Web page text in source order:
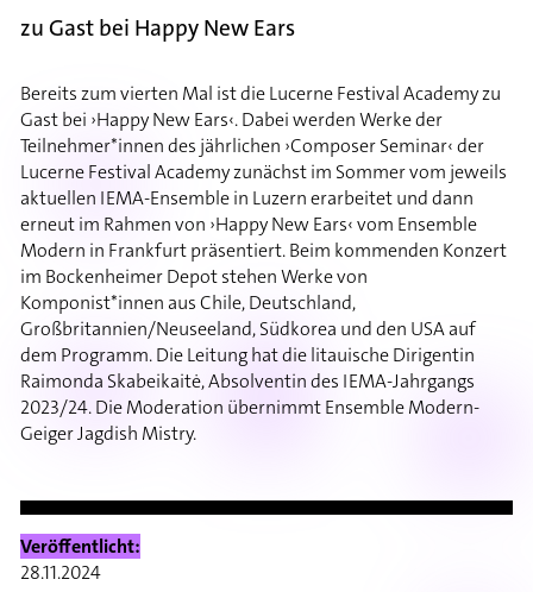
zu Gast bei Happy New Ears
Veröffentlicht:
28.11.2024
Bereits zum vierten Mal ist die Lucerne Festival Academy zu
Gast bei ›Happy New Ears‹. Dabei werden Werke der
Teilnehmer*innen des jährlichen ›Composer Seminar‹ der
Lucerne Festival Academy zunächst im Sommer vom jeweils
aktuellen IEMA-Ensemble in Luzern erarbeitet und dann
erneut im Rahmen von ›Happy New Ears‹ vom Ensemble
Modern in Frankfurt präsentiert. Beim kommenden Konzert
im Bockenheimer Depot stehen Werke von
Komponist*innen aus Chile, Deutschland,
Großbritannien/Neuseeland, Südkorea und den USA auf
dem Programm. Die Leitung hat die litauische Dirigentin
Raimonda Skabeikaitė, Absolventin des IEMA-Jahrgangs
2023/24. Die Moderation übernimmt Ensemble Modern-
Geiger Jagdish Mistry.